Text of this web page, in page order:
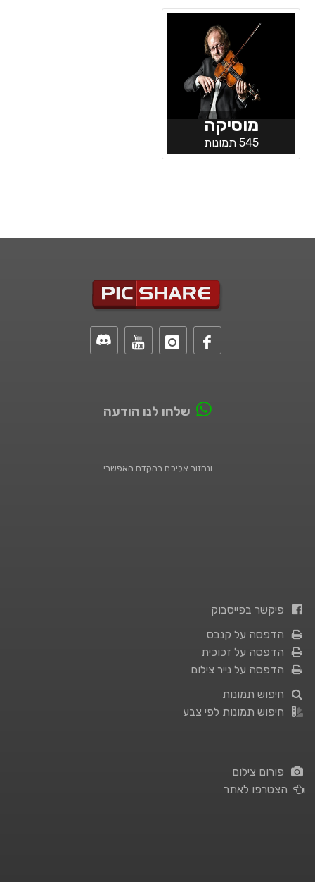
מוסיקה
545 תמונות
שלחו לנו הודעה
ונחזור אליכם בהקדם האפשרי
פיקשר בפייסבוק
הדפסה על קנבס
הדפסה על זכוכית
הדפסה על נייר צילום
חיפוש תמונות
חיפוש תמונות לפי צבע
פורום צילום
הצטרפו לאתר